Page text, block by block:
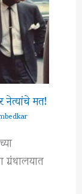
मत!